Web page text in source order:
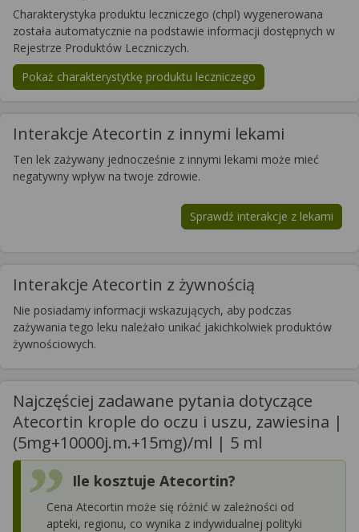
Charakterystyka produktu leczniczego (chpl) wygenerowana
została automatycznie na podstawie informacji dostępnych w
Rejestrze Produktów Leczniczych.
Pokaż charakterystytkę produktu leczniczego
Interakcje Atecortin z innymi lekami
Ten lek zażywany jednocześnie z innymi lekami może mieć
negatywny wpływ na twoje zdrowie.
Sprawdź interakcje z lekami
Interakcje Atecortin z żywnością
Nie posiadamy informacji wskazujących, aby podczas
zażywania tego leku należało unikać jakichkolwiek produktów
żywnościowych.
Najczęściej zadawane pytania dotyczące
Atecortin krople do oczu i uszu, zawiesina |
(5mg+10000j.m.+15mg)/ml | 5 ml
Ile kosztuje Atecortin?
Cena Atecortin może się różnić w zależności od
apteki, regionu, co wynika z indywidualnej polityki